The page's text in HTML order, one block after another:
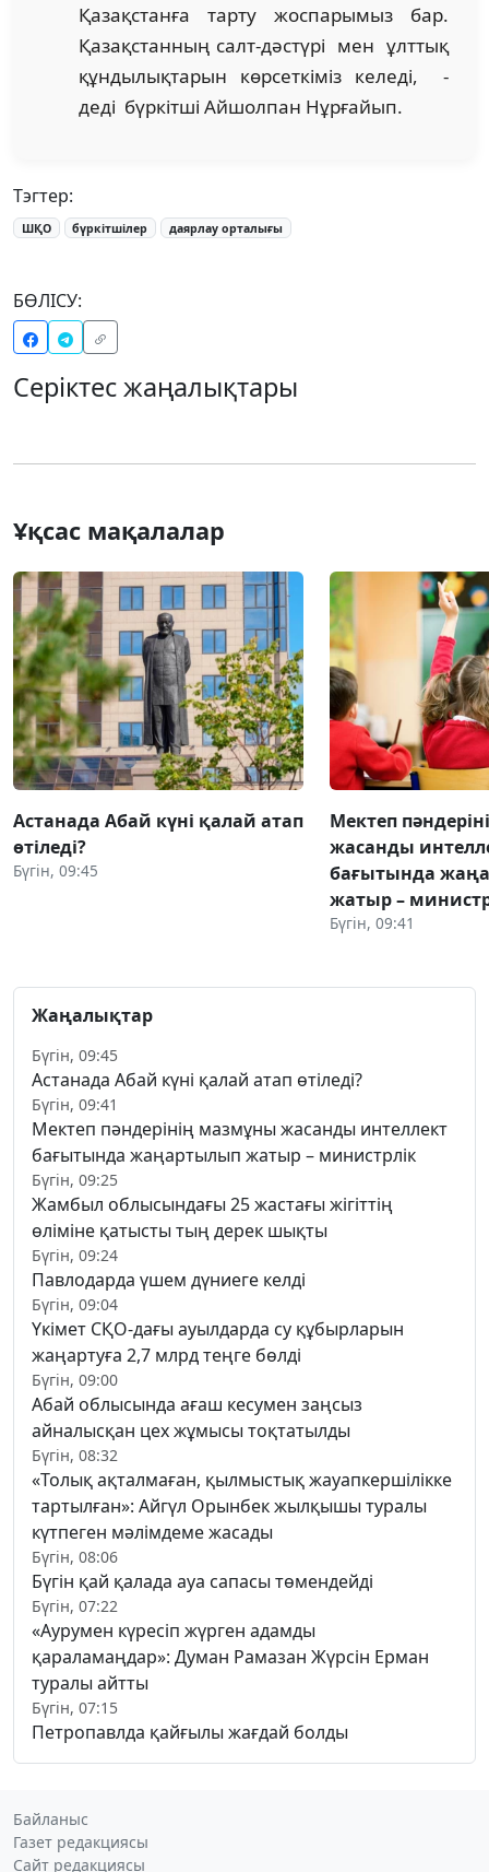
Қазақстанға тарту жоспарымыз бар.
Қазақстанның салт-дәстүрі мен ұлттық
құндылықтарын көрсеткіміз келеді, -
деді бүркітші Айшолпан Нұрғайып.
Тэгтер:
ШҚО бүркітшілер даярлау орталығы
БӨЛІСУ:
Серіктес жаңалықтары
Ұқсас мақалалар
Астанада Абай күні қалай атап
өтіледі?
Бүгін, 09:45
Мектеп
жасанды
бағытында
жатыр –
Бүгін, 09:41
Жаңалықтар
Бүгін, 09:45
Астанада Абай күні қалай атап өтіледі?
Бүгін, 09:41
Мектеп пәндерінің мазмұны жасанды интеллект
бағытында жаңартылып жатыр – министрлік
Бүгін, 09:25
Жамбыл облысындағы 25 жастағы жігіттің
өліміне қатысты тың дерек шықты
Бүгін, 09:24
Павлодарда үшем дүниеге келді
Бүгін, 09:04
Үкімет СҚО-дағы ауылдарда су құбырларын
жаңартуға 2,7 млрд теңге бөлді
Бүгін, 09:00
Абай облысында ағаш кесумен заңсыз
айналысқан цех жұмысы тоқтатылды
Бүгін, 08:32
«Толық ақталмаған, қылмыстық жауапкершілікке
тартылған»: Айгүл Орынбек жылқышы туралы
күтпеген мәлімдеме жасады
Бүгін, 08:06
Бүгін қай қалада ауа сапасы төмендейді
Бүгін, 07:22
«Аурумен күресіп жүрген адамды
қараламаңдар»: Думан Рамазан Жүрсін Ерман
туралы айтты
Бүгін, 07:15
Петропавлда қайғылы жағдай болды
Байланыс
Газет редакциясы
Сайт редакциясы